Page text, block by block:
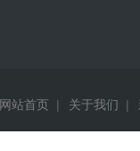
网站首页 | 关于我们 |